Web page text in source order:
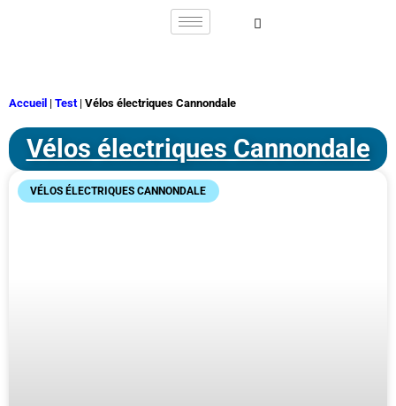
Accueil | Test| Vélos électriques Cannondale
Vélos électriques Cannondale
VÉLOS ÉLECTRIQUES CANNONDALE